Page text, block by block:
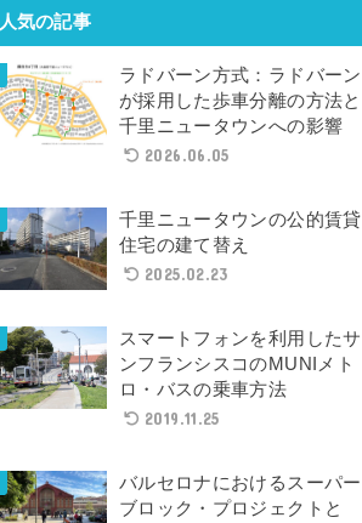
人気の記事
ラドバーン方式：ラドバーン
が採用した歩車分離の方法と
千里ニュータウンへの影響
2026.06.05
千里ニュータウンの公的賃貸
住宅の建て替え
2025.02.23
スマートフォンを利用したサ
ンフランシスコのMUNIメト
ロ・バスの乗車方法
2019.11.25
バルセロナにおけるスーパー
ブロック・プロジェクトと